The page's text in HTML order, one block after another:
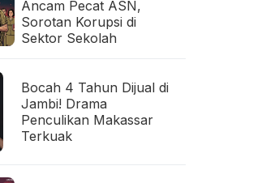
Ancam Pecat ASN,
Sorotan Korupsi di
Sektor Sekolah
Bocah 4 Tahun Dijual di
Jambi! Drama
Penculikan Makassar
Terkuak